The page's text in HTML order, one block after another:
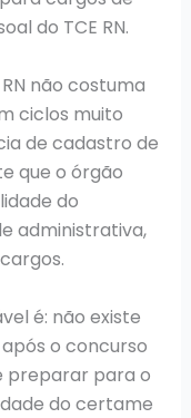
do TCE RN.
não costuma
ciclos muito
de cadastro de
que o órgão
do
administrativa,
é: não existe
o concurso
preparar para o
do certame